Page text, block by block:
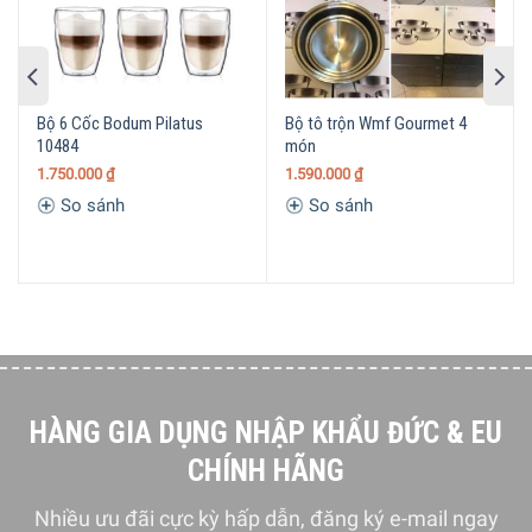
suốt và không bị mai một với thời gian. Nhẹ, bền có khả
năng chịu lực tốt, không dễ bị lực làm cho vỡ hoặc sứt mẻ.
Nachtmann Highland Becher Square 101754 chịu được
nhiệt độ cao cũng như thấp, hạn chế nứt vỡ do tác động
của nhiệt và an toàn tuyệt đối cho sức khỏe người dùng và
không chứa thành phần độc hại, đảm bảo an toàn cho sức
khỏe.
Bộ 6 Cốc Bodum Pilatus
10484
1.750.000 ₫
So sánh
Bộ tô trộn Wmf Gourmet 4
món
1.590.000 ₫
So sánh
HÀNG GIA DỤNG NHẬP KHẨU ĐỨC & EU
CHÍNH HÃNG
Nhiều ưu đãi cực kỳ hấp dẫn, đăng ký e-mail ngay